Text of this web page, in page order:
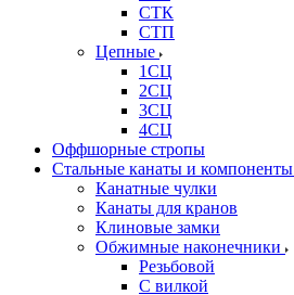
СТК
СТП
Цепные
1СЦ
2СЦ
3СЦ
4СЦ
Оффшорные стропы
Стальные канаты и компоненты
Канатные чулки
Канаты для кранов
Клиновые замки
Обжимные наконечники
Резьбовой
С вилкой